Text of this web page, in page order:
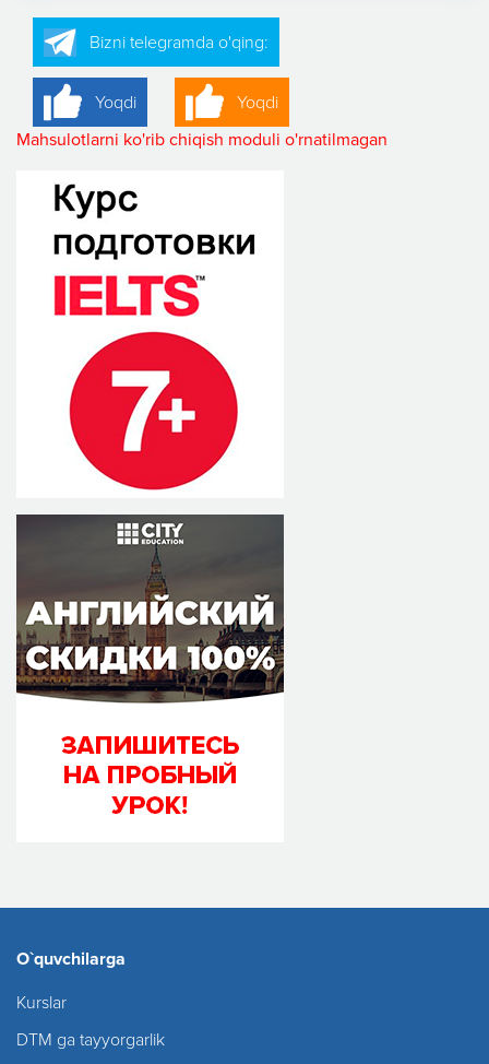
Bizni telegramda o'qing:
Yoqdi
Yoqdi
Mahsulotlarni ko'rib chiqish moduli o'rnatilmagan
O`quvchilarga
Kurslar
DTM ga tayyorgarlik